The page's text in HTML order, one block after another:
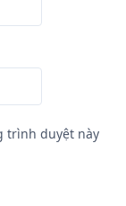
trình duyệt này